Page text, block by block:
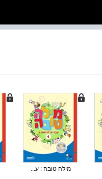
מילה טובה : ע...